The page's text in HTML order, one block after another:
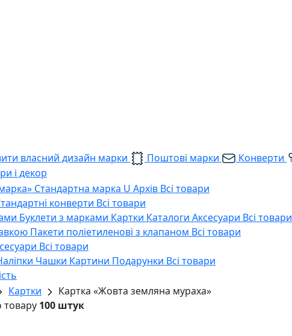
власний дизайн марки Поштові марки Конверти
і декор
Стандартна марка U Архів Всі товари
конверти Всі товари
Буклети з марками Картки Каталоги Аксесуари Всі товари
Пакети поліетиленові з клапаном Всі товари
Всі товари
Чашки Картини Подарунки Всі товари
Картки
Картка «Жовта земляна мураха»
товару 100 штук